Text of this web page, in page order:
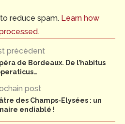
reduce spam. Learn how
précédent
de Bordeaux. De l’habitus
post
des Champs-Elysées : un
endiablé !